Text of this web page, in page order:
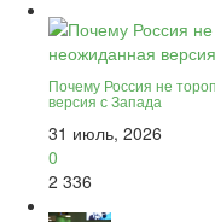
Почему Россия не
версия с Запада
31 июль, 2026
0
2 336